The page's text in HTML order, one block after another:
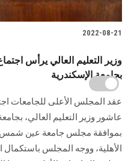
2022-08-21
وزير التعليم العالي يرأس
بجامعة الإسكندرية
عقد المجلس الأعلى للجامعات
عاشور وزير التعليم العالي،
بموافقة مجلس جامعة عين
الأهلية، ووجه المجلس باستكمال